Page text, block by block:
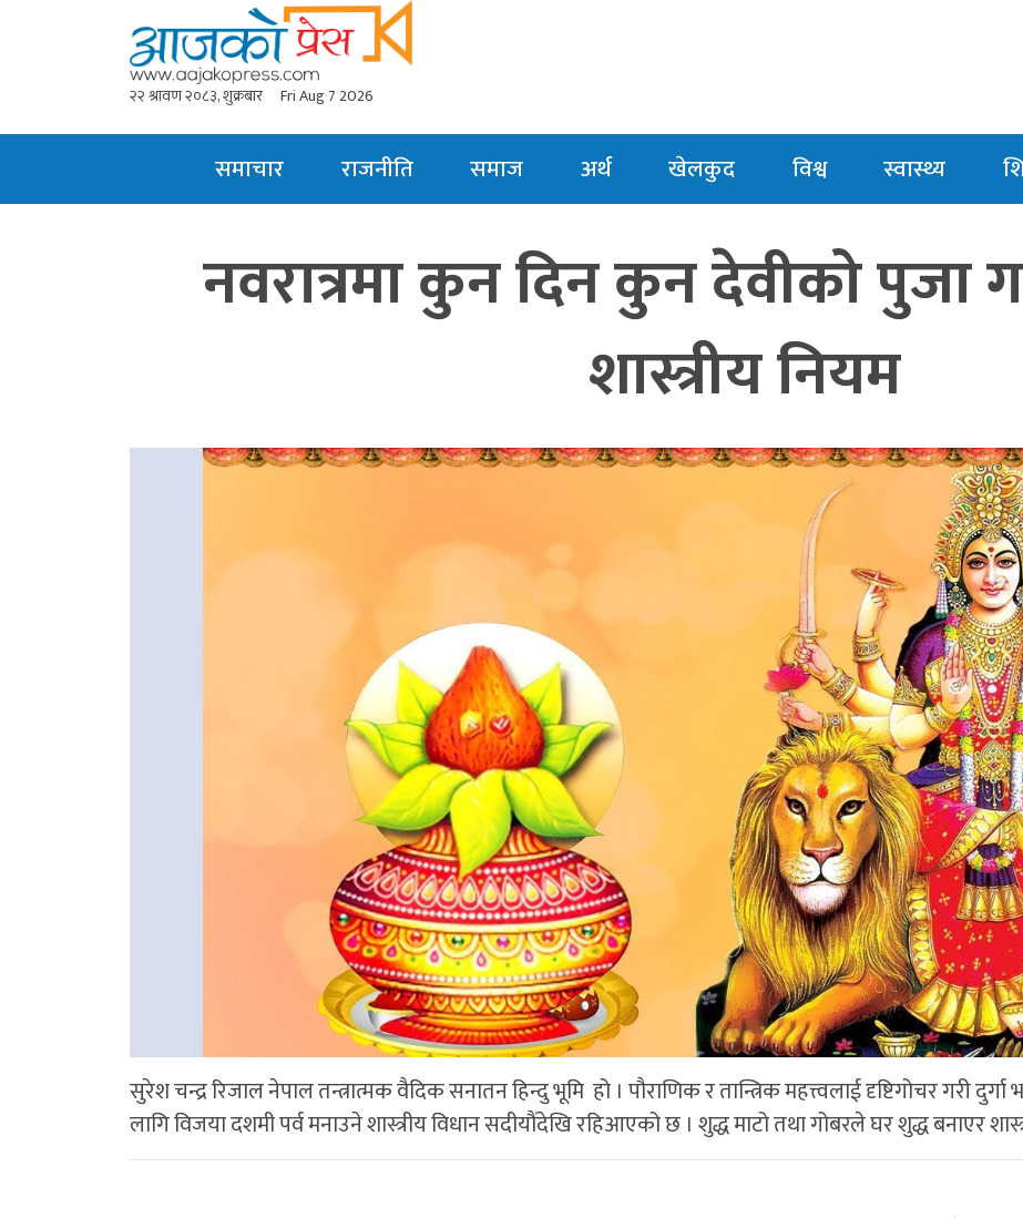
२२ श्रावण २०८३, शुक्रबार Fri Aug 7 2026
समाचार राजनीति समाज अर्थ खेलकुद विश्व स्वास्थ्य
नवरात्रमा कुन दिन कुन देवीको पुजा
शास्त्रीय नियम
सुरेश चन्द्र रिजाल नेपाल तन्त्रात्मक वैदिक सनातन हिन्दु भूमि हो । पौराणिक र तान्त्रिक महत्त्वलाई दृष्टिगोचर गरी दुर्गा
लागि विजया दशमी पर्व मनाउने शास्त्रीय विधान सदीयौंदेखि रहिआएको छ । शुद्ध माटो तथा गोबरले घर शुद्ध बनाएर